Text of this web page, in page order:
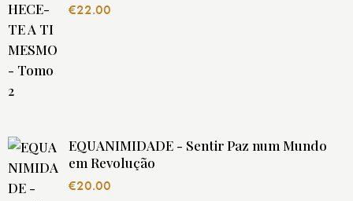
€22.00
EQUANIMIDADE - Sentir Paz num Mundo
em Revolução
€20.00